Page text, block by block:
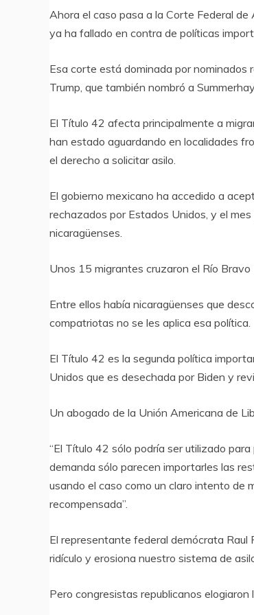
Ahora el caso pasa a la Corte Federal
ya ha fallado en contra de políticas
Esa corte está dominada por nominados
Trump, que también nombró a
El Título 42 afecta principalmente a
han estado aguardando en localidades
el derecho a solicitar asilo.
El gobierno mexicano ha accedido a
rechazados por Estados Unidos, y el
nicaragüenses.
Unos 15 migrantes cruzaron el Río
Entre ellos había nicaragüenses que
compatriotas no se les aplica esa política.
El Título 42 es la segunda política
Unidos que es desechada por Biden y
Un abogado de la Unión Americana de
“El Título 42 sólo podría ser utilizado
demanda sólo parecen importarles las
usando el caso como un claro intento de
recompensada”.
El representante federal demócrata Raul
ridículo y erosiona nuestro sistema de
Pero congresistas republicanos elogiaron